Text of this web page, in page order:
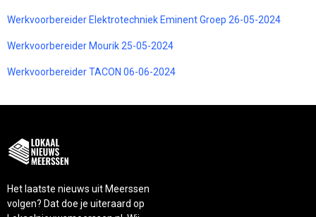
Werkvoorbereider Elektrotechniek Eminent Groep 26-05-2024
Werkvoorbereider Mourik 25-05-2024
Werkvoorbereider TACON 06-06-2024
Het laatste nieuws uit Meerssen
volgen? Dat doe je uiteraard op